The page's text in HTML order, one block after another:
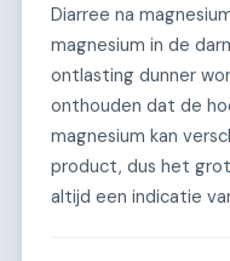
Diarree na
magnesium in de
ontlasting dunner
onthouden dat de
magnesium kan
product, dus het
altijd een indicatie